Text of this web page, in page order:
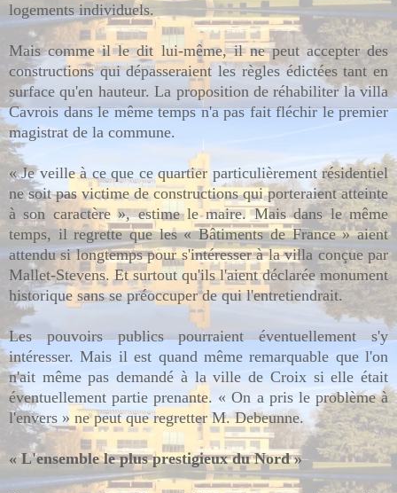
logements individuels.
Mais comme il le dit lui-même, il ne peut accepter des
constructions qui dépasseraient les règles édictées tant en
surface qu'en hauteur. La proposition de réhabiliter la villa
Cavrois dans le même temps n'a pas fait fléchir le premier
magistrat de la commune.
« Je veille à ce que ce quartier particulièrement résidentiel
ne soit pas victime de constructions qui porteraient atteinte
à son caractère », estime le maire. Mais dans le même
temps, il regrette que les « Bâtiments de France » aient
attendu si longtemps pour s'intéresser à la villa conçue par
Mallet-Stevens. Et surtout qu'ils l'aient déclarée monument
historique sans se préoccuper de qui l'entretiendrait.
Les pouvoirs publics pourraient éventuellement s'y
intéresser. Mais il est quand même remarquable que l'on
n'ait même pas demandé à la ville de Croix si elle était
éventuellement partie prenante. « On a pris le problème à
l'envers » ne peut que regretter M. Debeunne.
« L'ensemble le plus prestigieux du Nord »